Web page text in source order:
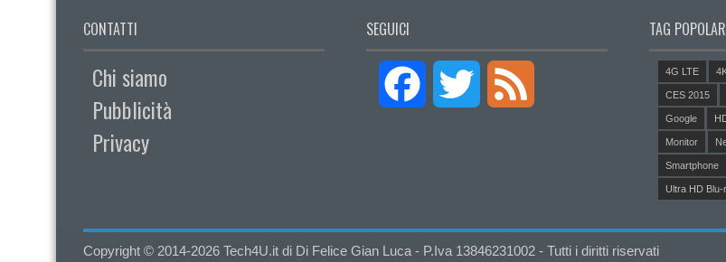
CONTATTI
Chi siamo
Pubblicità
Privacy
SEGUICI
Facebook Twitter
TAG
4G LTE
CES 2015
Google
Monitor
Smartphone
Ultra HD Blu-
Copyright © 2014-2026 Tech4U.it di Di Felice Gian Luca - P.Iva 13846231002 - Tutti i diritti riservati